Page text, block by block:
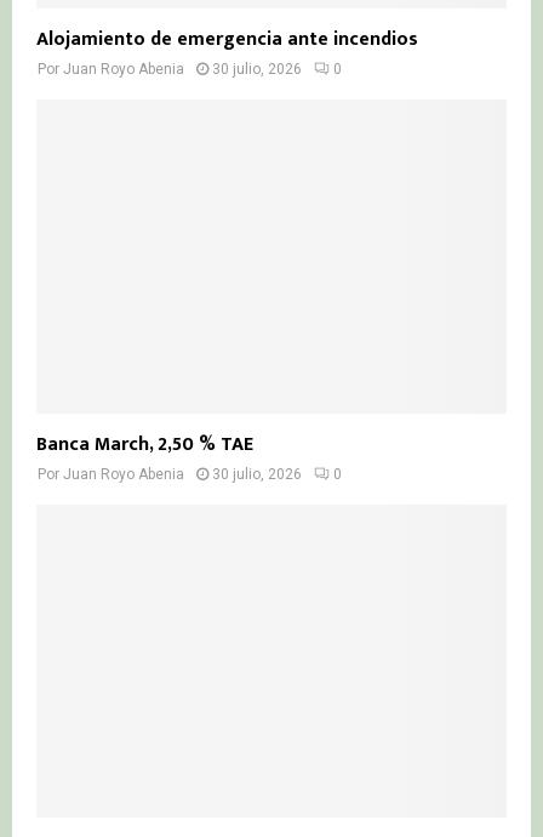
Alojamiento de emergencia ante incendios
Por Juan Royo Abenia 30 julio, 2026 0
Banca March, 2,50 % TAE
Por Juan Royo Abenia 30 julio, 2026 0